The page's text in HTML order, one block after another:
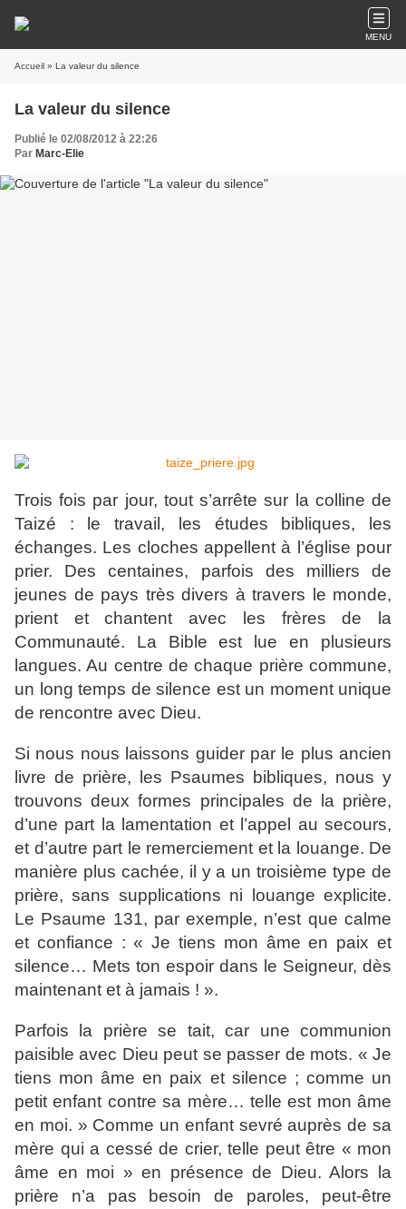
MENU
Accueil » La valeur du silence
La valeur du silence
Publié le 02/08/2012 à 22:26
Par Marc-Elie
Trois fois par jour, tout s’arrête sur la colline de
Taizé : le travail, les études bibliques, les
échanges. Les cloches appellent à l’église pour
prier. Des centaines, parfois des milliers de
jeunes de pays très divers à travers le monde,
prient et chantent avec les frères de la
Communauté. La Bible est lue en plusieurs
langues. Au centre de chaque prière commune,
un long temps de silence est un moment unique
de rencontre avec Dieu.
Si nous nous laissons guider par le plus ancien
livre de prière, les Psaumes bibliques, nous y
trouvons deux formes principales de la prière,
d’une part la lamentation et l’appel au secours,
et d’autre part le remerciement et la louange. De
manière plus cachée, il y a un troisième type de
prière, sans supplications ni louange explicite.
Le Psaume 131, par exemple, n’est que calme
et confiance : « Je tiens mon âme en paix et
silence… Mets ton espoir dans le Seigneur, dès
maintenant et à jamais ! ».
Parfois la prière se tait, car une communion
paisible avec Dieu peut se passer de mots. « Je
tiens mon âme en paix et silence ; comme un
petit enfant contre sa mère… telle est mon âme
en moi. » Comme un enfant sevré auprès de sa
mère qui a cessé de crier, telle peut être « mon
âme en moi » en présence de Dieu. Alors la
prière n’a pas besoin de paroles, peut-être